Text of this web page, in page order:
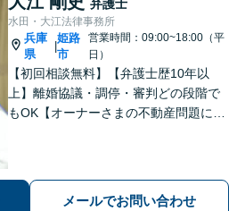
要です。親身に寄り添
い、スピード解決を目
指しますので、ぜひご
相談ください。
弁護士
水田・大江法律事務所
兵庫
県
|
姫路
市
営業時間：09:00~18:00（平
日）
【初回相談無料】【弁護士歴10年以
上】離婚協議・調停・審判どの段階で
もOK【オーナーさまの不動産問題に特
【夜間面談可】遺言書作成に対応
メールでお問い合わせ